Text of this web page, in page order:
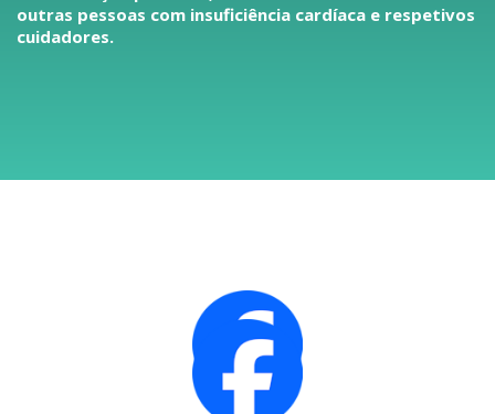
outras pessoas com insuficiência cardíaca e respetivos
cuidadores.